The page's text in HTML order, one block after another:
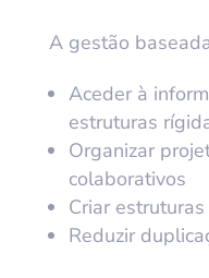
A gestão
Aceder à
estruturas
Organizar
colaborativos
Criar
Reduzir